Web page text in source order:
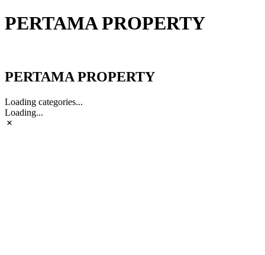
PERTAMA PROPERTY
PERTAMA PROPERTY
Loading categories...
Loading...